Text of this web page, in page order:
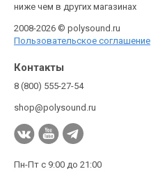
ниже чем в других магазинах
2008-2026 © polysound.ru
Пользовательское соглашение
Контакты
8 (800) 555-27-54
shop@polysound.ru
Пн-Пт с 9:00 до 21:00